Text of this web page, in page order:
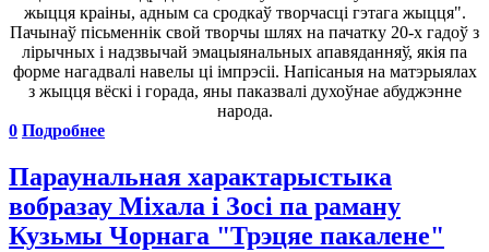
жыцця краіны, адным са сродкаў творчасці гэтага жыцця".
Пачынаў пісьменнік свой творчы шлях на пачатку 20-х гадоў з
лірычных і надзвычай эмацыянальных апавяданняў, якія па
форме нагадвалі навелы ці імпрэсіі. Напісаныя на матэрыялах
з жыцця вёскі і горада, яны паказвалі духоўнае абуджэнне
народа.
0 Подробнее
Параунальная характарыстыка
вобразау Мiхала i Зосi па раману
Кузьмы Чорнага "Трэцяе пакалене"